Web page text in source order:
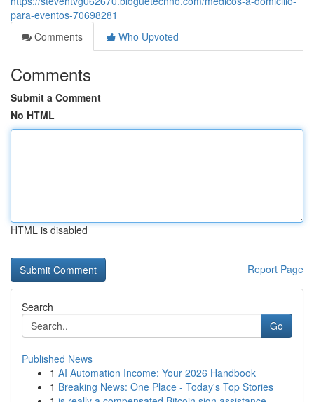
para-eventos-70698281
Comments
Who Upvoted
Comments
Submit a Comment
No HTML
HTML is disabled
Report Page
Search
Go
Published News
1 AI Automation Income: Your 2026 Handbook
1 Breaking News: One Place - Today's Top Stories